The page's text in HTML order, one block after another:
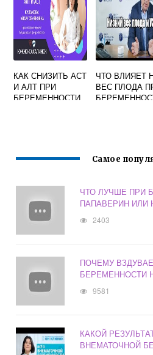
КАК СНИЗИТЬ АСТ
И АЛТ ПРИ
БЕРЕМЕННОСТИ
ЧТО ВЛИЯЕТ
ВЕС ПЛОДА
Самое
ЧТО ЛУЧШЕ ПРИ
ПАПАВЕРИН ИЛИ
2403
ПОЧЕМУ
БЕРЕМЕННОСТИ
9581
КАКОЙ
ВНЕМАТОЧНОЙ